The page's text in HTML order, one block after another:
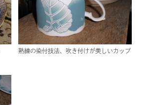
熟練の染付技法、吹き付けが美しいカップ